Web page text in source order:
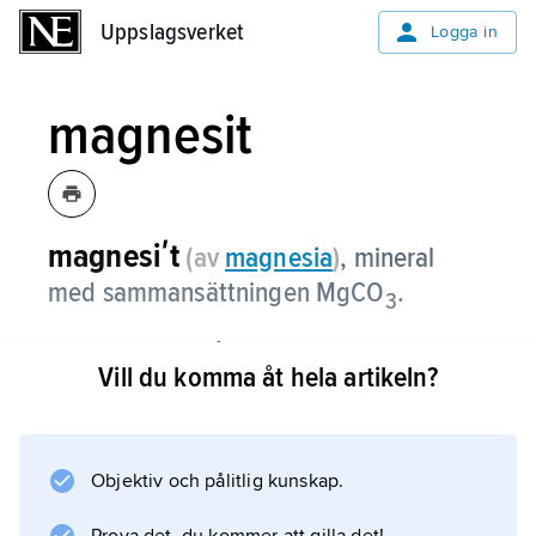
Uppslagsverket Logga in
magnesit
magnesiʹt (av magnesia), mineral
med sammansättningen MgCO3.
Magnesit bildas då magnesiumrika bergarter
som serpentiniter och peridotiter omvandlas
användningsområdet för magnesit är
Vill du komma åt hela artikeln?
Objektiv och pålitlig kunskap.